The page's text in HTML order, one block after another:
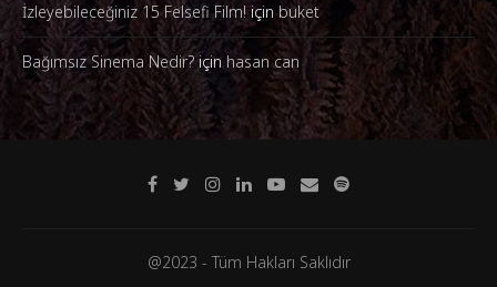
İzleyebileceğiniz 15 Felsefi Film!içinbuket
Bağımsız Sinema Nedir?içinhasan can
@2023 - Tüm Hakları Saklıdır